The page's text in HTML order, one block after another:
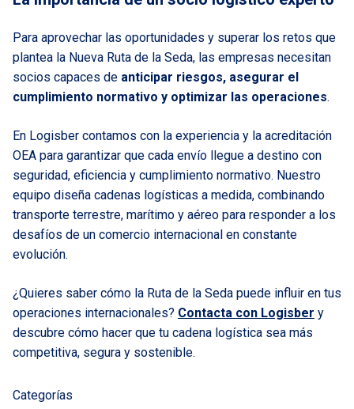
Para aprovechar las oportunidades y superar los retos que
plantea la Nueva Ruta de la Seda, las empresas necesitan
socios capaces de anticipar riesgos, asegurar el
cumplimiento normativo y optimizar las operaciones.
En Logisber contamos con la experiencia y la acreditación
OEA para garantizar que cada envío llegue a destino con
seguridad, eficiencia y cumplimiento normativo. Nuestro
equipo diseña cadenas logísticas a medida, combinando
transporte terrestre, marítimo y aéreo para responder a los
desafíos de un comercio internacional en constante
evolución.
¿Quieres saber cómo la Ruta de la Seda puede influir en tus
operaciones internacionales? Contacta con Logisber y
descubre cómo hacer que tu cadena logística sea más
competitiva, segura y sostenible.
Categorías